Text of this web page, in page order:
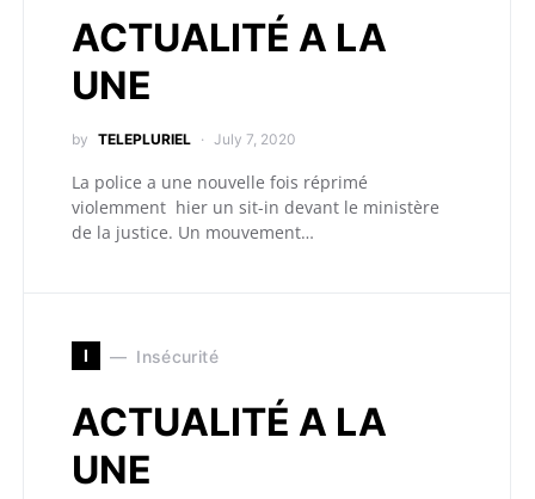
ACTUALITÉ A LA
UNE
by TELEPLURIEL July 7, 2020
La police a une nouvelle fois réprimé
violemment hier un sit-in devant le ministère
de la justice. Un mouvement…
I Insécurité
ACTUALITÉ A LA
UNE